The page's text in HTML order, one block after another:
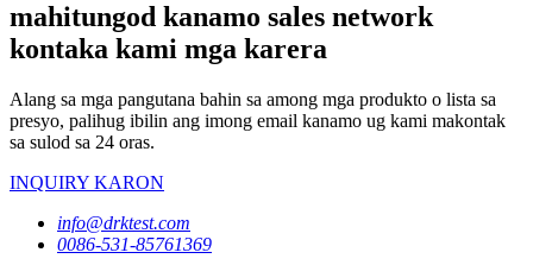
mahitungod kanamo sales network
kontaka kami mga karera
Alang sa mga pangutana bahin sa among mga produkto o lista sa
presyo, palihug ibilin ang imong email kanamo ug kami makontak
sa sulod sa 24 oras.
INQUIRY KARON
info@drktest.com
0086-531-85761369